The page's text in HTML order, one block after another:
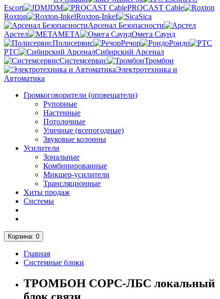
Escort
JDM
PROCAST Cable
Roxton
Roxton-Inkel
Sica
Арсенал Безопасности
Арстел
МЕТА
Омега Саунд
Полисервис
Речор
Рондо
РТС
Сибирский Арсенал
Системсервис
Тромбон
Электротехника и
Автоматика
Громкоговорители (оповещатели)
Рупорные
Настенные
Потолочные
Уличные (всепогодные)
Звуковые колонны
Усилители
Зональные
Комбинированные
Микшер-усилители
Трансляционные
Хиты продаж
Системы
Корзина: 0
Главная
Системные блоки
ТРОМБОН СОРС-ЛБС локальный
блок связи